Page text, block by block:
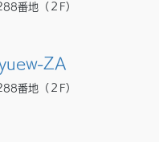
番地（２F）
ZA
番地（２F）